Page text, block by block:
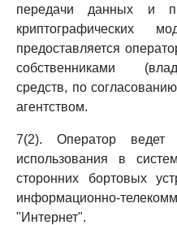
передачи данных и
криптографических
предоставляется
собственниками
средств, по
агентством.
7(2). Оператор ведет
использования в
сторонних бортовых
информационно-
"Интернет".